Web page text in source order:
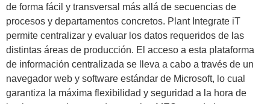
de forma fácil y transversal más allá de secuencias de
procesos y departamentos concretos. Plant Integrate iT
permite centralizar y evaluar los datos requeridos de las
distintas áreas de producción. El acceso a esta plataforma
de información centralizada se lleva a cabo a través de un
navegador web y software estándar de Microsoft, lo cual
garantiza la máxima flexibilidad y seguridad a la hora de